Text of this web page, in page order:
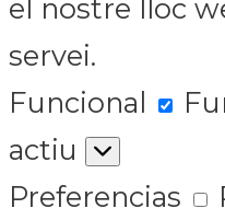
el nostre lloc
servei.
Funcional
actiu
Preferencias